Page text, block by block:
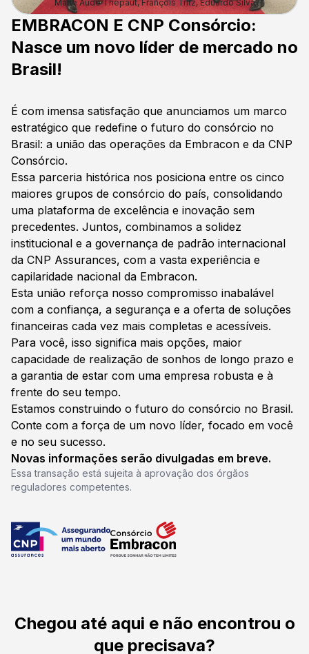
Marie Aude Thepaut, François Tritz, Eduardo Silva
EMBRACON E CNP Consórcio:
Nasce um novo líder de mercado no
Brasil!
É com imensa satisfação que anunciamos um marco
estratégico que redefine o futuro do consórcio no
Brasil: a união das operações da Embracon e da CNP
Consórcio.
Essa parceria histórica nos posiciona entre os cinco
maiores grupos de consórcio do país, consolidando
uma plataforma de excelência e inovação sem
precedentes. Juntos, combinamos a solidez
institucional e a governança de padrão internacional
da CNP Assurances, com a vasta experiência e
capilaridade nacional da Embracon.
Esta união reforça nosso compromisso inabalável
com a confiança, a segurança e a oferta de soluções
financeiras cada vez mais completas e acessíveis.
Para você, isso significa mais opções, maior
capacidade de realização de sonhos de longo prazo e
a garantia de estar com uma empresa robusta e à
frente do seu tempo.
Estamos construindo o futuro do consórcio no Brasil.
Conte com a força de um novo líder, focado em você
e no seu sucesso.
Novas informações serão divulgadas em breve.
Essa transação está sujeita à aprovação dos órgãos
reguladores competentes.
Chegou até aqui e não encontrou o
que precisava?